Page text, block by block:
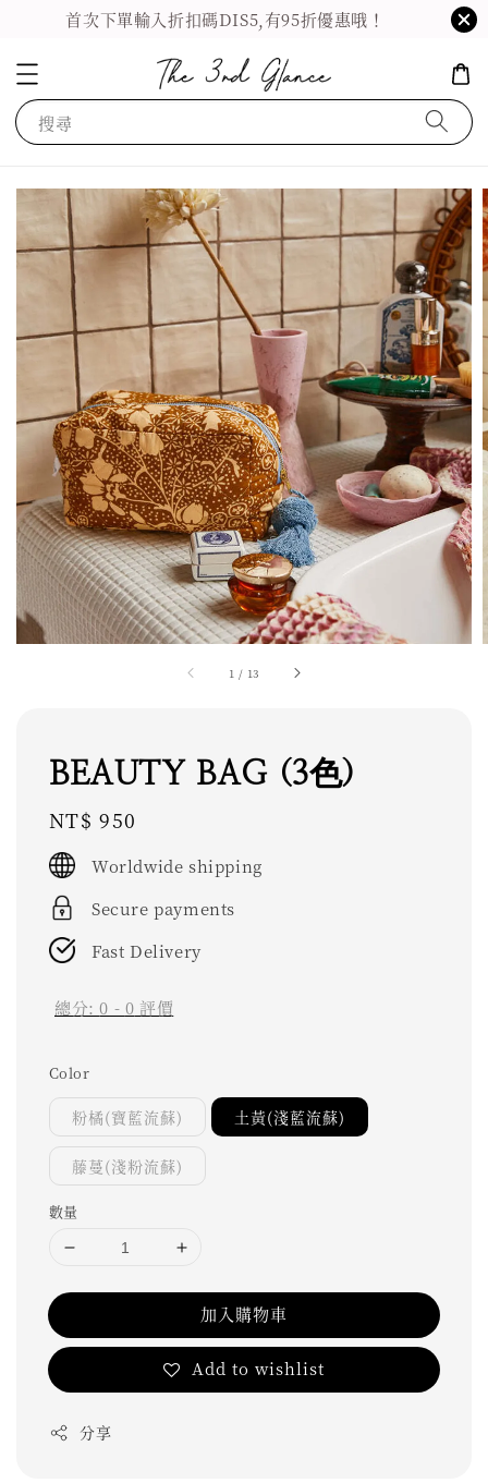
首次下單輸入折扣碼DIS5,有95折優惠哦！
搜尋
1 / 13
BEAUTY BAG (3色)
Regular
price
NT$ 950
Worldwide shipping
Secure payments
Fast Delivery
總分:0 - 0 評價
Color
粉橘(寶藍流蘇) 土黃(淺藍流蘇)
藤蔓(淺粉流蘇)
數量
加入購物車
Add to wishlist
分享